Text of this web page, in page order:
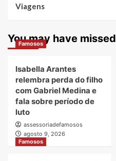
Viagens
You may have missed
Famosos
Isabella Arantes
relembra perda do filho
com Gabriel Medina e
fala sobre período de
luto
assessoriadefamosos
agosto 9, 2026
Famosos